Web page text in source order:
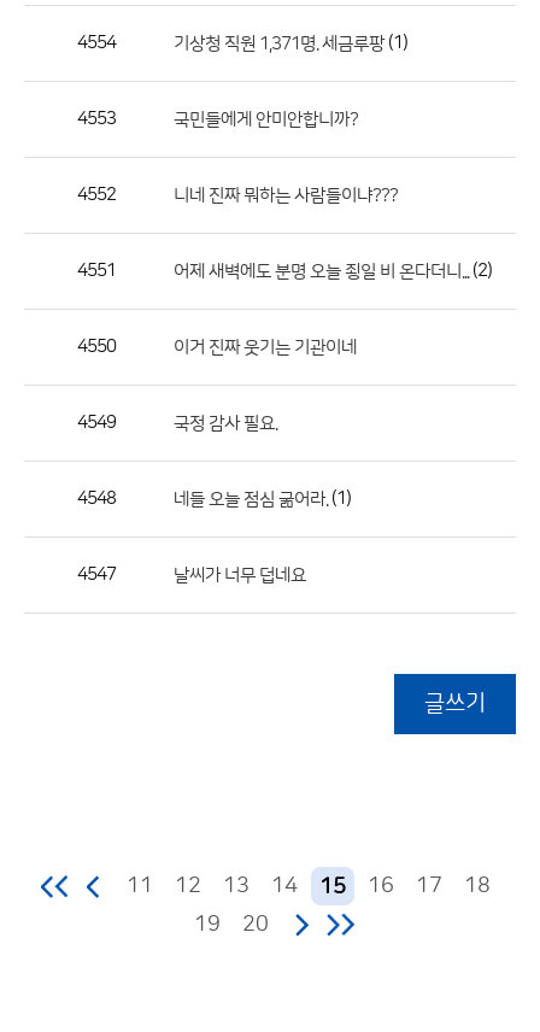
록
공
4554 기상청 직원 1,371명. 세금루팡(1)
4553 국민들에게 안미안합니까?
4552 니네 진짜 뭐하는 사람들이냐???
4551 어제 새벽에도 분명 오늘 죙일 비 온다더니... (2)
4550 이거 진짜 웃기는 기관이네
4549 국정 감사 필요.
4548 네들 오늘 점심 굶어라. (1)
4547 날씨가 너무 덥네요
글쓰기
11 12 13 14 15 16 17
18
19
20